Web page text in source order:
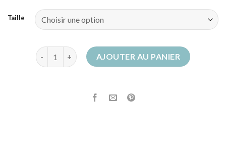
Taille
quantité de boots neige femme
AJOUTER AU PANIER